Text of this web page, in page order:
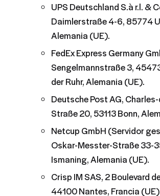
UPS Deutschland S.à r.l. &
Daimlerstraße 4-6, 85774
Alemania (UE).
FedEx Express Germany
Sengelmannstraße 3,
der Ruhr, Alemania (UE).
Deutsche Post AG,
Straße 20, 53113 Bonn,
Netcup GmbH (Servidor
Oskar-Messter-Straße 33-
Ismaning, Alemania (UE).
Crisp IM SAS, 2 Boulevard
44100 Nantes, Francia